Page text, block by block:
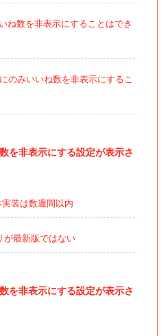
ね数を非表示にすることはでき
のみいいね数を非表示にするこ
を非表示にする設定が表示さ
装は数週間以内
が最新版ではない
を非表示にする設定が表示さ